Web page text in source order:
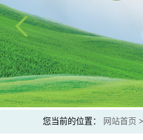
您当前的位置： 网站首页 >